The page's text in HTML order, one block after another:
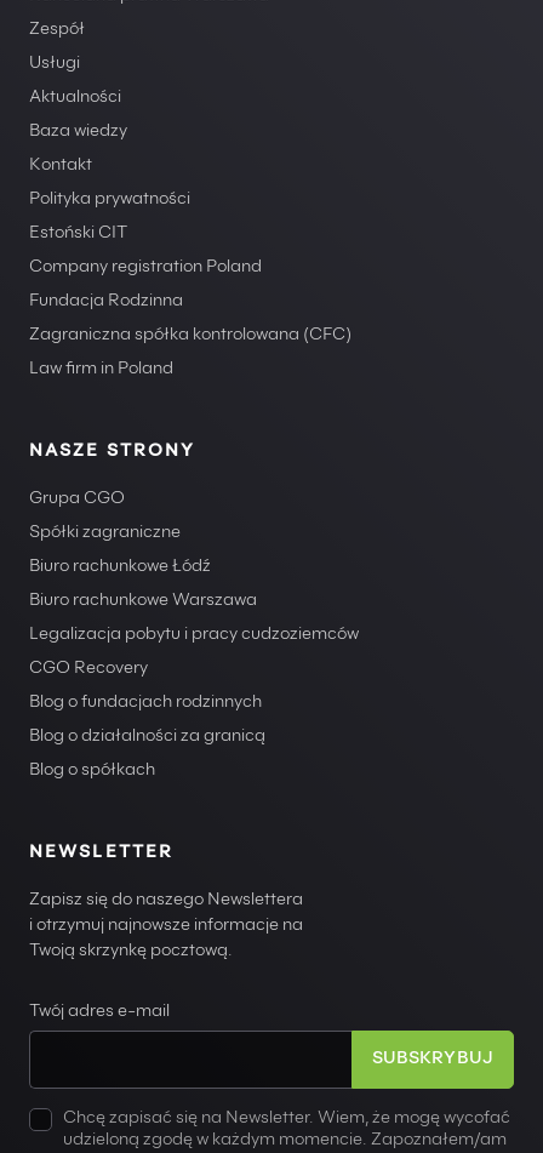
Zespół
Usługi
Aktualności
Baza wiedzy
Kontakt
Polityka prywatności
Estoński CIT
Company registration Poland
Fundacja Rodzinna
Zagraniczna spółka kontrolowana (CFC)
Law firm in Poland
NASZE STRONY
Grupa CGO
Spółki zagraniczne
Biuro rachunkowe Łódź
Biuro rachunkowe Warszawa
Legalizacja pobytu i pracy cudzoziemców
CGO Recovery
Blog o fundacjach rodzinnych
Blog o działalności za granicą
Blog o spółkach
NEWSLETTER
Zapisz się do naszego Newslettera
i otrzymuj najnowsze informacje na
Twoją skrzynkę pocztową.
Twój adres e-mail
Chcę zapisać się na Newsletter. Wiem, że mogę wycofać
udzieloną zgodę w każdym momencie. Zapoznałem/am